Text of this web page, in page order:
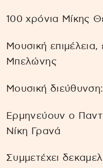
100 χρόνια Μίκης
Μουσική
Μπελώνης
Μουσική
Ερμηνεύουν ο
Νίκη Γρανά
Συμμετέχει